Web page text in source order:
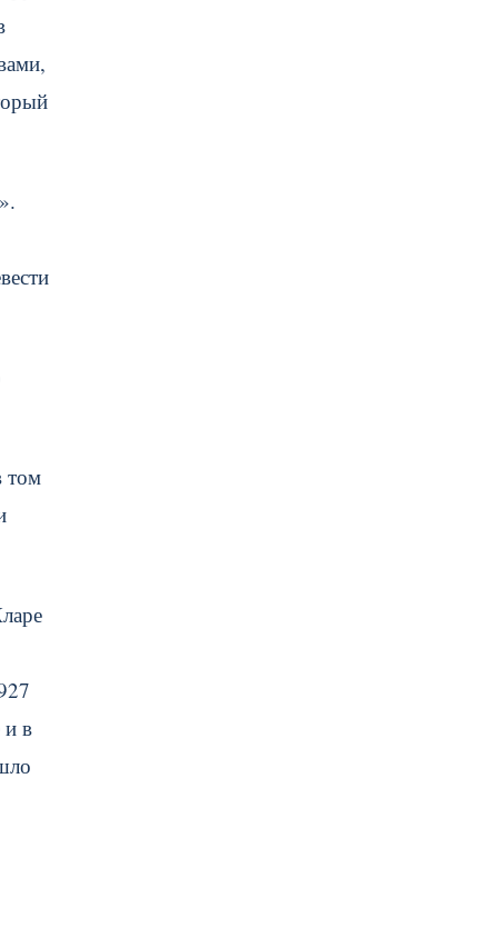
том
и в